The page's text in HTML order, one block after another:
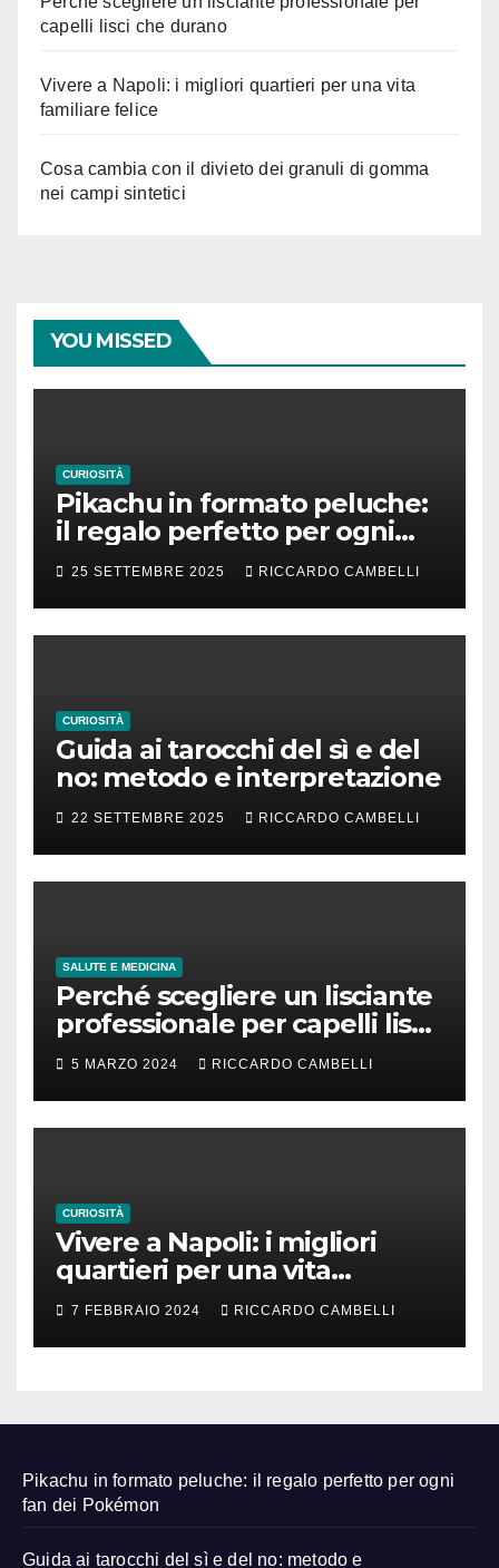
capelli lisci che durano
Vivere a Napoli: i migliori quartieri per una vita
familiare felice
Cosa cambia con il divieto dei granuli di gomma
nei campi sintetici
YOU MISSED
CURIOSITÀ
Pikachu in formato peluche:
il regalo perfetto per ogni
fan dei Pokémon
25 SETTEMBRE 2025 RICCARDO CAMBELLI
CURIOSITÀ
Guida ai tarocchi del sì e del
no: metodo e interpretazione
22 SETTEMBRE 2025 RICCARDO CAMBELLI
SALUTE E MEDICINA
Perché scegliere un lisciante
professionale per capelli lisci
che durano
5 MARZO 2024 RICCARDO CAMBELLI
CURIOSITÀ
Vivere a Napoli: i migliori
quartieri per una vita
familiare felice
7 FEBBRAIO 2024 RICCARDO CAMBELLI
Pikachu in formato peluche: il regalo perfetto per ogni
fan dei Pokémon
Guida ai tarocchi del sì e del no: metodo e